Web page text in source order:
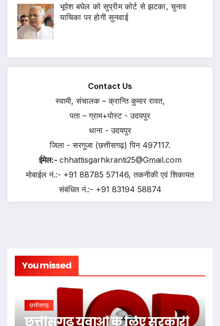
भूपेश बघेल को सुप्रीम कोर्ट से झटका, चुनाव
याचिका पर होगी सुनवाई
Contact Us
स्वामी, संचालक – क्रान्ति कुमार रावत,
पता – ग्राम+पोस्ट - उदयपुर
थाना - उदयपुर
जिला - सरगुजा (छत्तीसगढ़) पिन 497117.
ईमेल:- chhattisgarhkranti25@Gmail.com
मोबाईल नं.:- +91 88785 57146, तकनीकी एवं शिकायत
संबंधित नं.:- +91 83194 58874
You missed
छत्तीसगढ़
छत्तीसगढ़ युवाओं के लिए सरकारी